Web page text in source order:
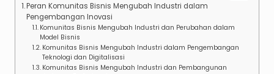
Peran Komunitas Bisnis Mengubah Industri dalam
Pengembangan Inovasi
Komunitas Bisnis Mengubah Industri dan Perubahan dalam
Model Bisnis
Komunitas Bisnis Mengubah Industri dalam Pengembangan
Teknologi dan Digitalisasi
Komunitas Bisnis Mengubah Industri dan Pembangunan